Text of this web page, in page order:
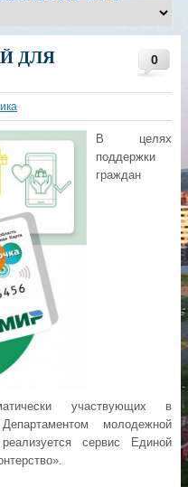
0
ДЛЯ
В целях
поддержки
граждан
участвующих в
молодежной
сервис Единой